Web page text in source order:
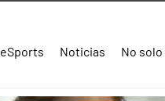
eSports Noticias No solo